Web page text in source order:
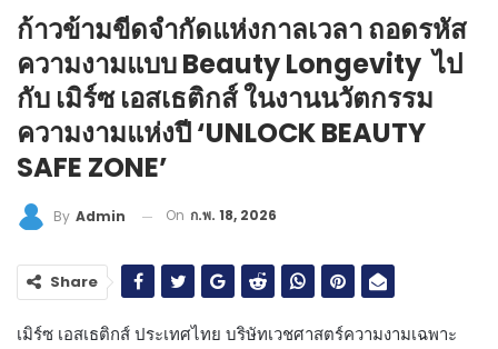
ก้าวข้ามขีดจำกัดแห่งกาลเวลา ถอดรหัส
ความงามแบบ Beauty Longevity ไป
กับ เมิร์ซ เอสเธติกส์ ในงานนวัตกรรม
ความงามแห่งปี ‘UNLOCK BEAUTY
SAFE ZONE’
By Admin On ก.พ. 18, 2026
Share
เมิร์ซ เอสเธติกส์ ประเทศไทย บริษัทเวชศาสตร์ความงามเฉพาะ